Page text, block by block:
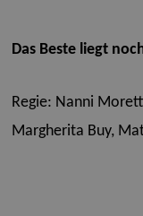
Das Beste liegt
Regie: Nanni
Margherita Buy,